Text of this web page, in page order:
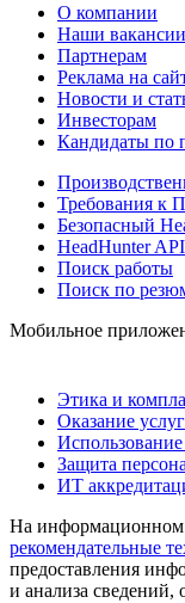
О компании
Наши вакансии
Партнерам
Реклама на
Новости и
Инвесторам
Кандидаты по
Требования к
Безопасный
HeadHunter API
Поиск работы
Поиск по
Мобильное
Этика и
Оказание услуг
Использование
Защита
ИТ
На информационном
рекомендательные
предоставления
и анализа сведений,